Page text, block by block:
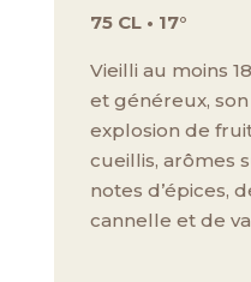
75 CL • 17°
Vieilli au moins
et généreux,
explosion de
cueillis, arômes
notes d’épices,
cannelle et de